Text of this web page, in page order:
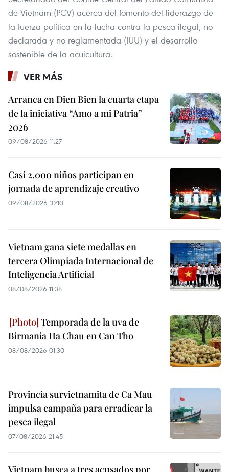
de Vietnam (PCV) acerca del fomento del liderazgo de
la fuerza política en la lucha contra la pesca ilegal, no
declarada y no reglamentada (IUU) y el desarrollo
sostenible de la acuicultura.
VER MÁS
Arranca en Dien Bien la cuarta etapa
de la iniciativa “Amo a mi Patria”
2026
09/08/2026 11:27
Casi 2.000 niños participan en
jornada de aprendizaje creativo
09/08/2026 10:10
Vietnam gana siete medallas en
tercera Olimpiada Internacional de
Inteligencia Artificial
08/08/2026 11:38
Temporada de la uva de
Birmania Ha Chau en Can Tho
08/08/2026 01:30
Provincia survietnamita de Ca Mau
impulsa campaña para erradicar la
pesca ilegal
07/08/2026 21:45
Vietnam busca a tres acusados por